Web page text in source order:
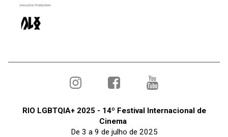
RIO LGBTQIA+ 2025 - 14º Festival Internacional de
Cinema
De 3 a 9 de julho de 2025